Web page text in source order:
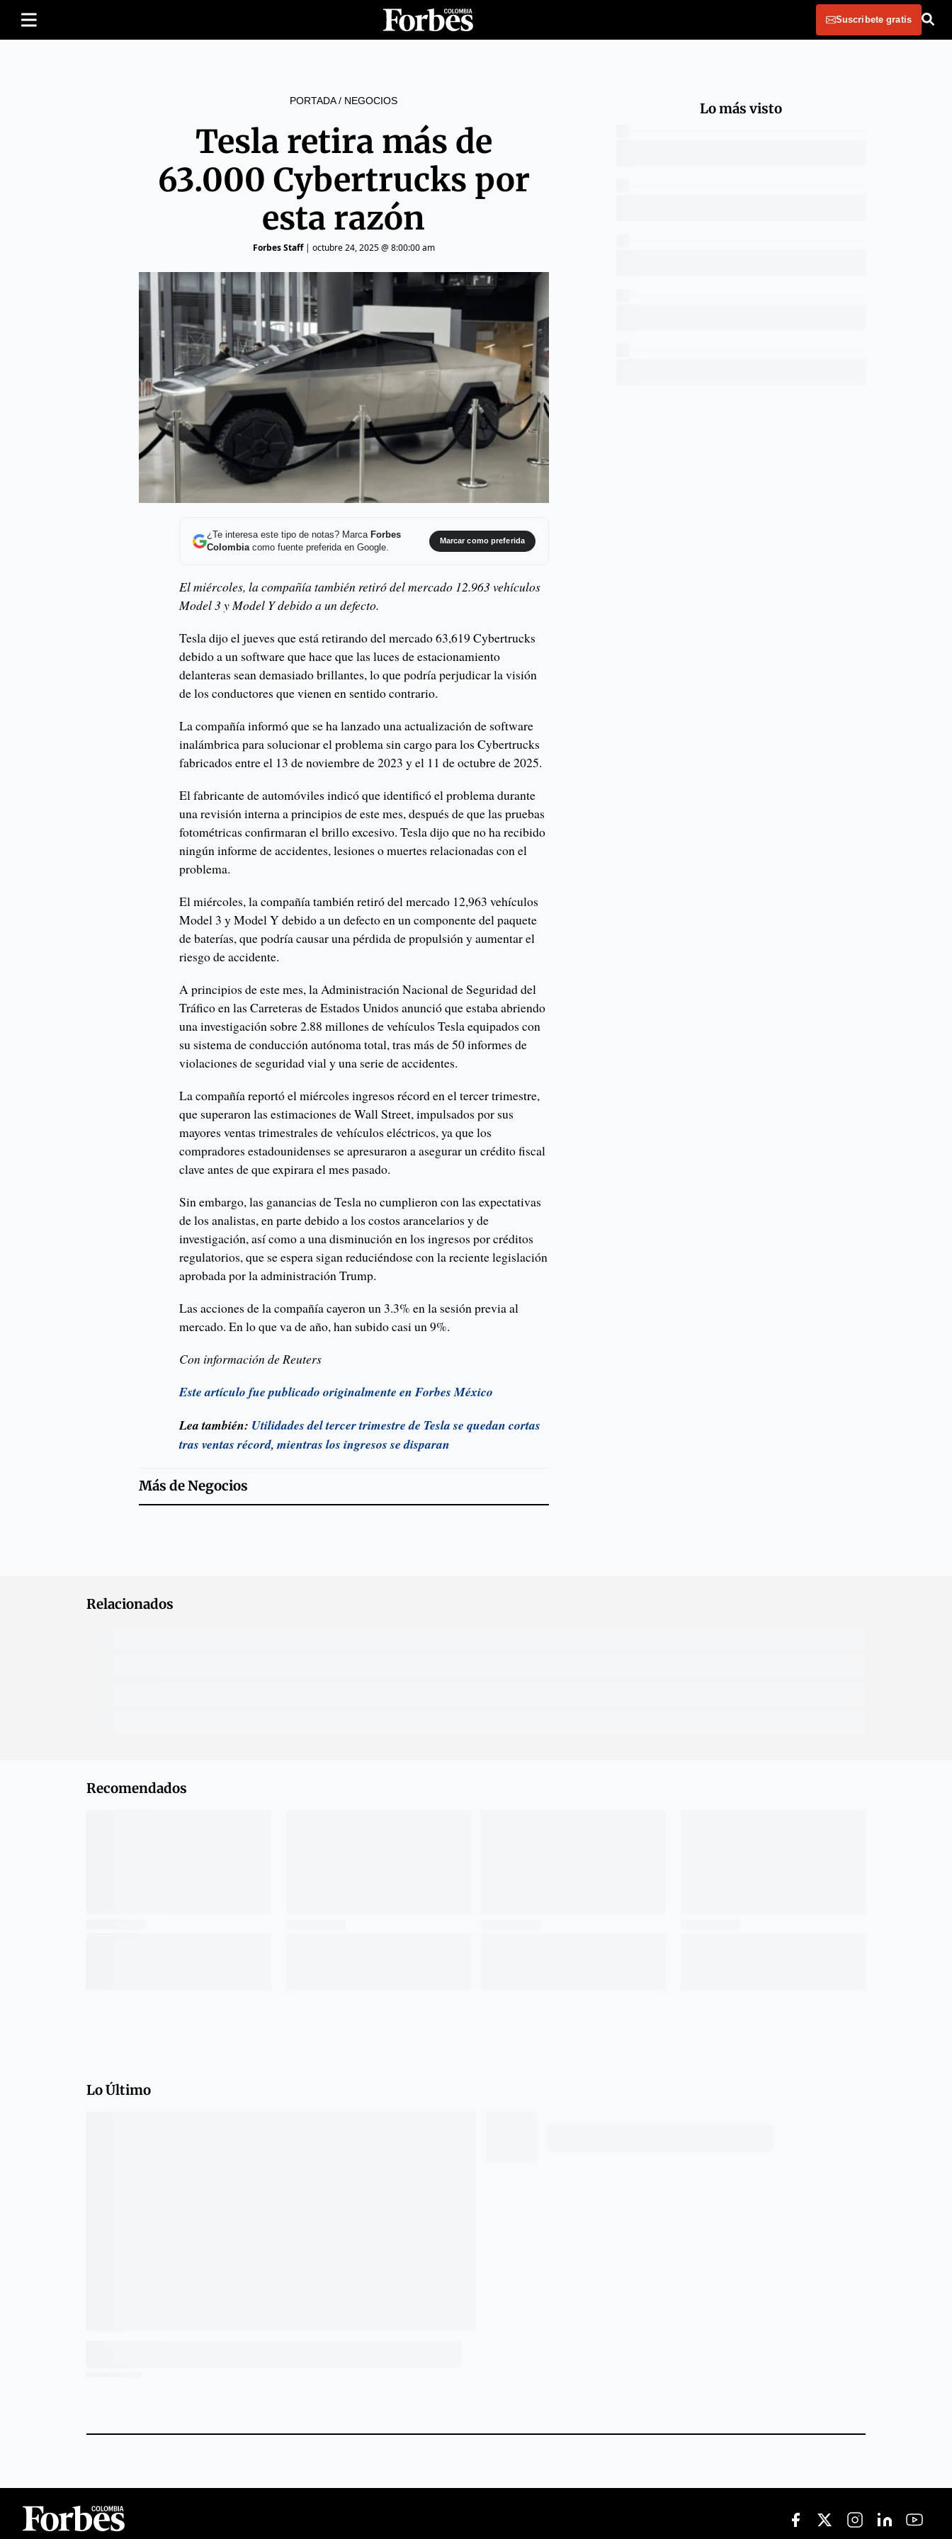
Suscribete gratis
PORTADA/ NEGOCIOS
Tesla retira más de
63.000 Cybertrucks por
esta razón
Forbes Staff| octubre 24, 2025 @ 8:00:00 am
¿Te interesa este tipo de notas? Marca Forbes
Colombiacomo fuente preferida en Google.
Marcar como preferida
El miércoles, la compañía también retiró del mercado 12.963 vehículos
Model 3 y Model Y debido a un defecto.
Tesla dijo el jueves que está retirando del mercado 63,619 Cybertrucks
debido a un software que hace que las luces de estacionamiento
delanteras sean demasiado brillantes, lo que podría perjudicar la visión
de los conductores que vienen en sentido contrario.
La compañía informó que se ha lanzado una actualización de software
inalámbrica para solucionar el problema sin cargo para los Cybertrucks
fabricados entre el 13 de noviembre de 2023 y el 11 de octubre de 2025.
El fabricante de automóviles indicó que identificó el problema durante
una revisión interna a principios de este mes, después de que las pruebas
fotométricas confirmaran el brillo excesivo. Tesla dijo que no ha recibido
ningún informe de accidentes, lesiones o muertes relacionadas con el
problema.
El miércoles, la compañía también retiró del mercado 12,963 vehículos
Model 3 y Model Y debido a un defecto en un componente del paquete
de baterías, que podría causar una pérdida de propulsión y aumentar el
riesgo de accidente.
A principios de este mes, la Administración Nacional de Seguridad del
Tráfico en las Carreteras de Estados Unidos anunció que estaba abriendo
una investigación sobre 2.88 millones de vehículos Tesla equipados con
su sistema de conducción autónoma total, tras más de 50 informes de
violaciones de seguridad vial y una serie de accidentes.
La compañía reportó el miércoles ingresos récord en el tercer trimestre,
que superaron las estimaciones de Wall Street, impulsados por sus
mayores ventas trimestrales de vehículos eléctricos, ya que los
compradores estadounidenses se apresuraron a asegurar un crédito fiscal
clave antes de que expirara el mes pasado.
Sin embargo, las ganancias de Tesla no cumplieron con las expectativas
de los analistas, en parte debido a los costos arancelarios y de
investigación, así como a una disminución en los ingresos por créditos
regulatorios, que se espera sigan reduciéndose con la reciente legislación
aprobada por la administración Trump.
Las acciones de la compañía cayeron un 3.3% en la sesión previa al
mercado. En lo que va de año, han subido casi un 9%.
Con información de Reuters
Este artículo fue publicado originalmente en Forbes México
Lea también: Utilidades del tercer trimestre de Tesla se quedan cortas
tras ventas récord, mientras los ingresos se disparan
Más deNegocios
Lo más visto
Relacionados
Recomendados
Lo Último